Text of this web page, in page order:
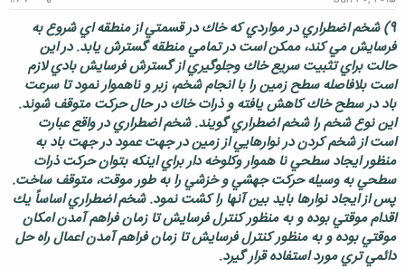
9) شخم اضطراري در مواردي كه خاك در قسمتي از منطقه اي شروع به
فرسايش مي كند، ممكن است در تمامي منطقه گسترش يابد. در اين
حالت براي تثبيت سريع خاك وجلوگيري از گسترش فرسايش بادي لازم
است بلافاصله سطح زمين را با انجام شخم، زبر و ناهموار نمود تا سرعت
باد در سطح خاك كاهش يافته و ذرات خاك در حال حركت متوقف شوند.
اين نوع شخم را شخم اضطراري گويند. شخم اضطراري در واقع عبارت
است از شخم كردن در نوارهايي از زمين در جهت عمود در جهت باد به
منظور ايجاد سطحي نا هموار وكلوخه دار براي اينكه بتوان حركت ذرات
سطحي به وسيله حركت جهشي و خزشي را به طور موقت، متوقف ساخت.
پس از ايجاد نوارها بايد بين آنها را كشت نمود. شخم اضطراري اساساً يك
اقدام موقتي بوده و به منظور كنترل فرسايش تا زمان فراهم آمدن امكان
موقتي بوده و به منظور كنترل فرسايش تا زمان فراهم آمدن اعمال راه حل
دائمي تري مورد استفاده قرار گيرد.